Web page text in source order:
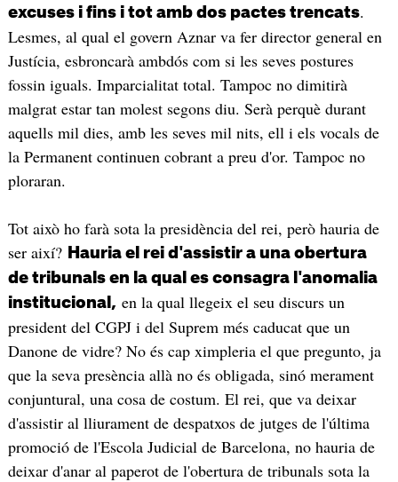
excuses i fins i tot amb dos pactes trencats.
Lesmes, al qual el govern Aznar va fer director general en
Justícia, esbroncarà ambdós com si les seves postures
fossin iguals. Imparcialitat total. Tampoc no dimitirà
malgrat estar tan molest segons diu. Serà perquè durant
aquells mil dies, amb les seves mil nits, ell i els vocals de
la Permanent continuen cobrant a preu d'or. Tampoc no
ploraran.
Tot això ho farà sota la presidència del rei, però hauria de
ser així? Hauria el rei d'assistir auna obertura
de tribunals en la qual es consagra l'anomalia
institucional, en la qual llegeix el seu discurs un
president del CGPJ i del Suprem més caducat que un
Danone de vidre? No és cap ximpleria el que pregunto, ja
que la seva presència allà no és obligada, sinó merament
conjuntural, una cosa de costum. El rei, que va deixar
d'assistir al lliurament de despatxos de jutges de l'última
promoció de l'Escola Judicial de Barcelona, no hauria de
deixar d'anar al paperot de l'obertura de tribunals sota la